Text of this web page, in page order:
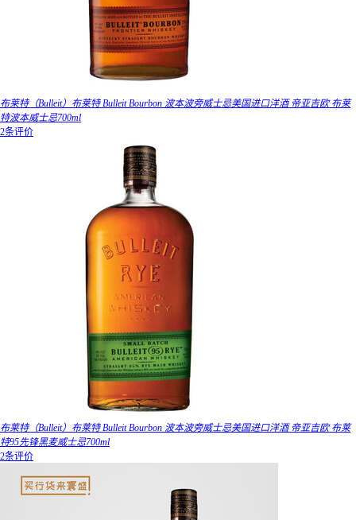
布莱特（Bulleit）布莱特 Bulleit Bourbon 波本波旁威士忌美国进口洋酒 帝亚吉欧 布莱
特波本威士忌700ml
2条评价
布莱特（Bulleit）布莱特 Bulleit Bourbon 波本波旁威士忌美国进口洋酒 帝亚吉欧 布莱
特95先锋黑麦威士忌700ml
2条评价